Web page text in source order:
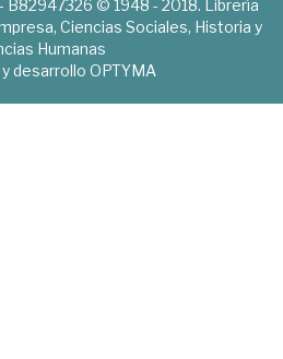
B82947326 © 1948 - 2018. Librería
Ciencias Sociales, Historia y
Humanas
desarrollo OPTYMA